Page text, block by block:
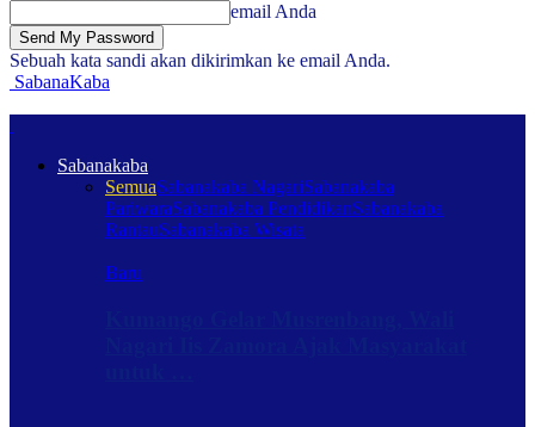
email Anda
Sebuah kata sandi akan dikirimkan ke email Anda.
SabanaKaba
Sabanakaba
SemuaSabanakaba NagariSabanakaba
PariwaraSabanakaba PendidikanSabanakaba
RantauSabanakaba Wisata
Baru